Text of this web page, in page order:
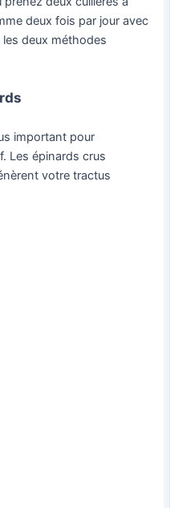
deux fois par jour avec
les deux méthodes
important pour
Les épinards crus
votre tractus